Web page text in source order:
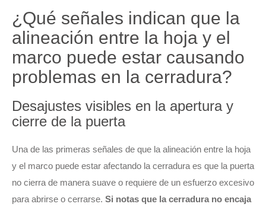
¿Qué señales indican que la
alineación entre la hoja y el
marco puede estar causando
problemas en la cerradura?
Desajustes visibles en la apertura y
cierre de la puerta
Una de las primeras señales de que la alineación entre la hoja
y el marco puede estar afectando la cerradura es que la puerta
no cierra de manera suave o requiere de un esfuerzo excesivo
para abrirse o cerrarse. Si notas que la cerradura no encaja